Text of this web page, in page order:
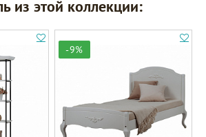
из этой коллекции:
-9%